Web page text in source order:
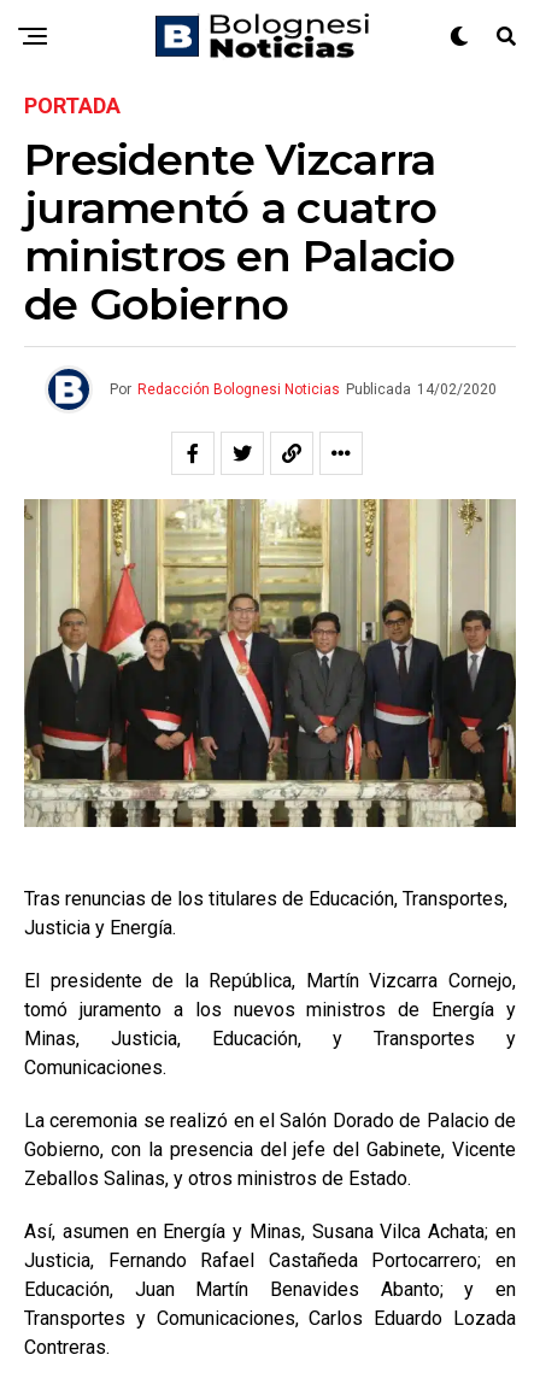
PORTADA
Presidente Vizcarra
juramentó a cuatro
ministros en Palacio
de Gobierno
Por Redacción Bolognesi Noticias Publicada 14/02/2020
Tras renuncias de los titulares de Educación, Transportes,
Justicia y Energía.
El presidente de la República, Martín Vizcarra Cornejo,
tomó juramento a los nuevos ministros de Energía y
Minas, Justicia, Educación, y Transportes y
Comunicaciones.
La ceremonia se realizó en el Salón Dorado de Palacio de
Gobierno, con la presencia del jefe del Gabinete, Vicente
Zeballos Salinas, y otros ministros de Estado.
Así, asumen en Energía y Minas, Susana Vilca Achata; en
Justicia, Fernando Rafael Castañeda Portocarrero; en
Educación, Juan Martín Benavides Abanto; y en
Transportes y Comunicaciones, Carlos Eduardo Lozada
Contreras.